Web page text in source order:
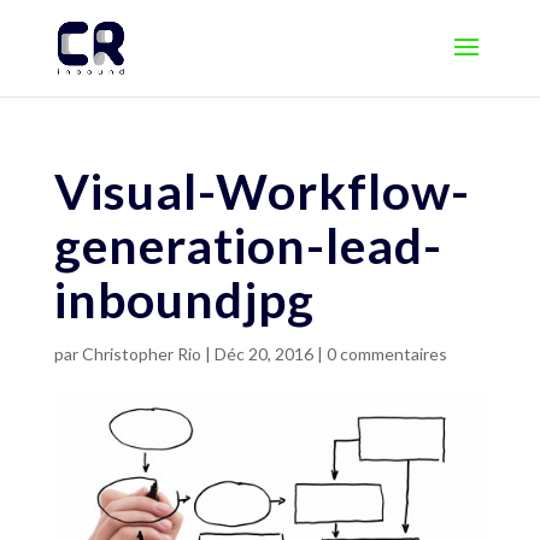
Visual-Workflow-
generation-lead-
inboundjpg
parChristopher Rio | Déc 20, 2016| 0 commentaires